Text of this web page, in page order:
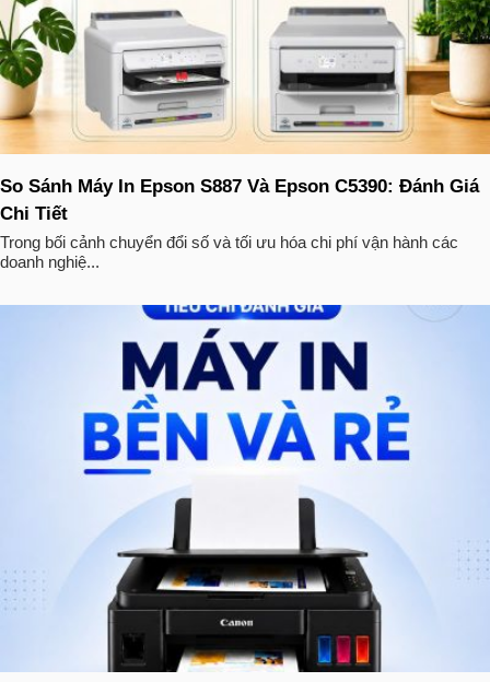
So Sánh Máy In Epson S887 Và Epson C5390: Đánh Giá
Chi Tiết
Trong bối cảnh chuyển đổi số và tối ưu hóa chi phí vận hành các
doanh nghiệ...